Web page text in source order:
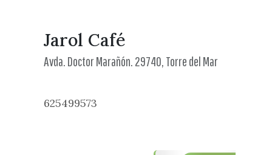
Jarol Café
Avda. Doctor Marañón. 29740, Torre del Mar
625499573